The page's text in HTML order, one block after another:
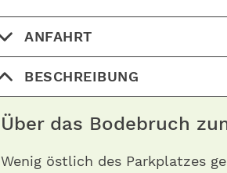
ANFAHRT
BESCHREIBUNG
Über das Bodebruch
Wenig östlich des Parkplatzes